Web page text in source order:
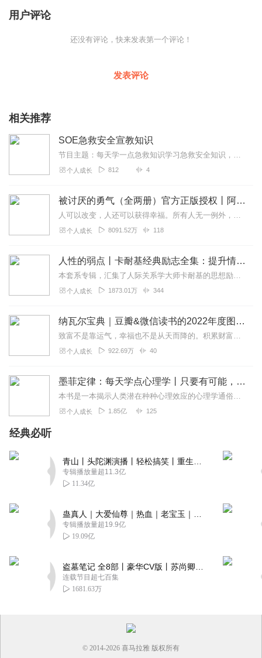
用户评论
还没有评论，快来发表第一个评论！
发表评论
相关推荐
SOE急救安全宣教知识
节目主题：每天学一点急救知识学习急救安全知识，守护生命。内容重点：日常急救知识适合谁听：男女老少任何人主播介绍：周旦丹，SOE董事。周旦丹获得战术紧急伤员救护委...
个人成长 812 4
被讨厌的勇气（全两册）官方正版授权丨阿德勒心理学畅销经典｜幸福的勇气
人可以改变，人还可以获得幸福。所有人无一例外，都能如此。——阿德勒心理学一名深陷自卑、无能与不幸福的青年，听到了一名哲人主张的“世界无比单纯，人人都能幸福”便来...
个人成长 8091.52万 118
人性的弱点丨卡耐基经典励志全集：提升情商和沟通技巧
本套系专辑，汇集了人际关系学大师卡耐基的思想励志精华，收录《人性的弱点》《人性的优点》《语言的突破》《美好的人生》《快乐的人生》等所有经典！是卡耐基的经典合辑，...
个人成长 1873.01万 344
纳瓦尔宝典｜豆瓣&微信读书的2022年度图书|从白手起家到财务自由
致富不是靠运气，幸福也不是从天而降的。积累财富和幸福生活是我们可以学习的技能。这本书收集整理了硅谷投资人纳瓦尔在过去十年里通过推特、播客和采访等方式分享的人生智...
个人成长 922.69万 40
墨菲定律：每天学点心理学丨只要有可能，就一定会发生
本书是一本揭示人类潜在种种心理效应的心理学通俗读物，其中最有代表性的即“墨菲定律”。与此同时，从自我认知、经济管理等方面入手，作者引出了数十条对现代人工作和生活...
个人成长 1.85亿 125
经典必听
专辑播放量超11.3亿
11.34亿
专辑播放量超19.9亿
19.09亿
连载节目超七百集
1681.63万
© 2014-2026 喜马拉雅 版权所有